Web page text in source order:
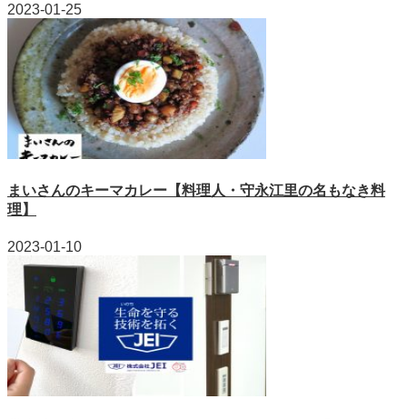
2023-01-25
まいさんのキーマカレー【料理人・守永江里の名もなき料
理】
2023-01-10